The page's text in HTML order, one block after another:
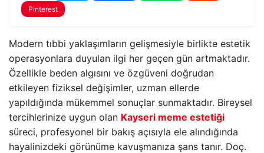
Pinterest
Modern tıbbi yaklaşımların gelişmesiyle birlikte estetik
operasyonlara duyulan ilgi her geçen gün artmaktadır.
Özellikle beden algısını ve özgüveni doğrudan
etkileyen fiziksel değişimler, uzman ellerde
yapıldığında mükemmel sonuçlar sunmaktadır. Bireysel
tercihlerinize uygun olan Kayseri meme estetiği
süreci, profesyonel bir bakış açısıyla ele alındığında
hayalinizdeki görünüme kavuşmanıza şans tanır. Doç.